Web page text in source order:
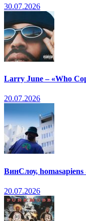
30.07.2026
Larry June – «Who
20.07.2026
ВинСлоу,
20.07.2026